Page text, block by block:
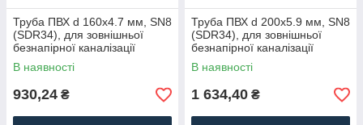
Труба ПВХ d 160x4.7 мм, SN8
(SDR34), для зовнішньої
безнапірної каналізації
В наявності
930,24 ₴
Труба ПВХ d 200x5.9 мм, SN8
(SDR34), для зовнішньої
безнапірної каналізації
В наявності
1 634,40 ₴